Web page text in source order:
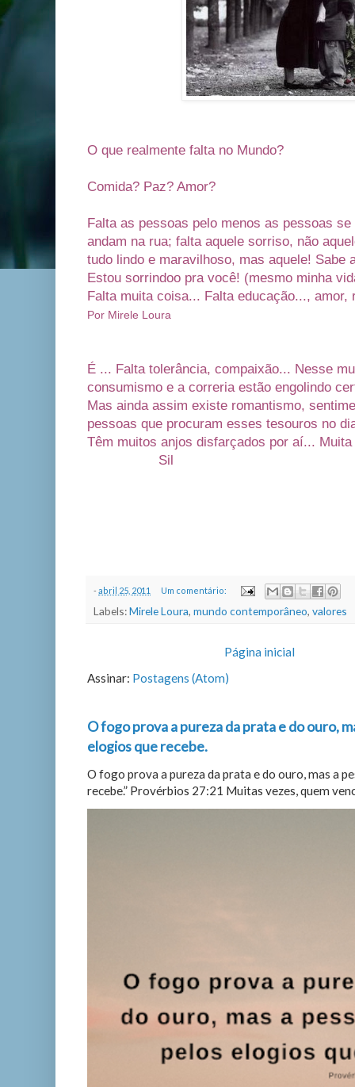
O que realmente falta no Mundo?
Comida? Paz? Amor?
Falta as pessoas pelo menos as pessoas
andam na rua; falta aquele sorriso, não
tudo lindo e maravilhoso, mas aquele! Sabe
Estou sorrindoo pra você! (mesmo minha
Falta muita coisa... Falta educação..., amor,
Por Mirele Loura
É ... Falta tolerância, compaixão... Nesse
consumismo e a correria estão engolindo
Mas ainda assim existe romantismo,
pessoas que procuram esses tesouros no
Têm muitos anjos disfarçados por aí...
Sil
- abril 25, 2011 Um comentário:
Labels:Mirele Loura, mundo contemporâneo, valores
Página inicial
Assinar: Postagens (Atom)
O fogo prova a pureza da prata e do ouro,
elogios que recebe.
O fogo prova a pureza da prata e do ouro, mas a
recebe.” Provérbios 27:21 Muitas vezes, quem